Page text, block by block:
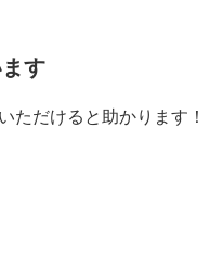
す
ただけると助かります！